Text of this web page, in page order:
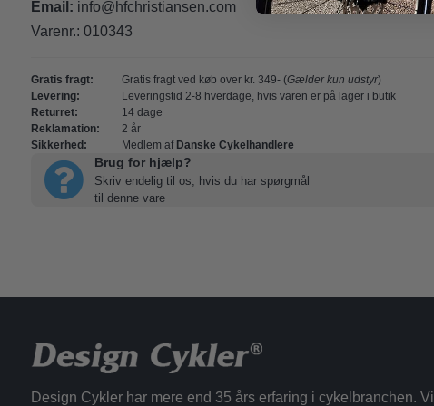
Email: info@hfchristiansen.com
Varenr.: 010343
Gratis fragt: Gratis fragt ved køb over kr. 349- (Gælder kun udstyr)
Levering:
Leveringstid 2-8 hverdage, hvis varen er på lager i butik
Returret:
14 dage
Reklamation:
2 år
Sikkerhed:
Medlem af Danske Cykelhandlere
Brug for hjælp?
Skriv endelig til os, hvis du har spørgmål
til denne vare
Design Cykler har mere end 35 års erfaring i cykelbranchen. Vi